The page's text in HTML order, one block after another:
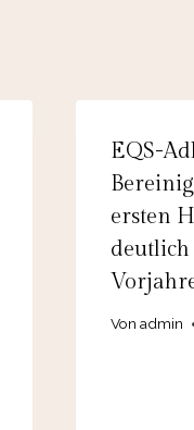
EQS-
ersten
Von admin